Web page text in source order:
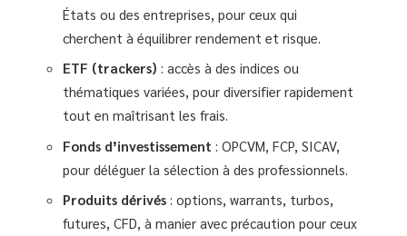
États ou des entreprises, pour ceux qui
cherchent à équilibrer rendement et risque.
ETF (trackers) : accès à des indices ou
thématiques variées, pour diversifier rapidement
tout en maîtrisant les frais.
Fonds d’investissement : OPCVM, FCP, SICAV,
pour déléguer la sélection à des professionnels.
Produits dérivés : options, warrants, turbos,
futures, CFD, à manier avec précaution pour ceux